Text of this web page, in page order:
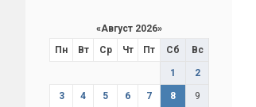
«Август 2026»
Пн
Вт Ср Чт Пт Сб Вс
1 2
3 4 5 6 7 8 9